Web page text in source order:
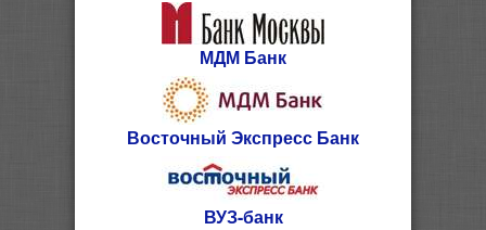
МДМ Банк
Восточный Экспресс Банк
ВУЗ-банк